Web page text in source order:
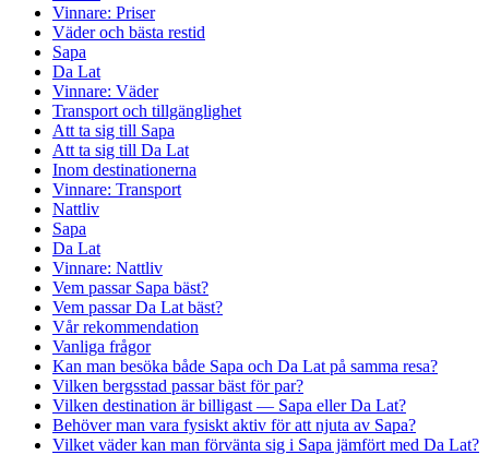
Vinnare: Priser
Väder och bästa restid
Sapa
Da Lat
Vinnare: Väder
Transport och tillgänglighet
Att ta sig till Sapa
Att ta sig till Da Lat
Inom destinationerna
Vinnare: Transport
Nattliv
Sapa
Da Lat
Vinnare: Nattliv
Vem passar Sapa bäst?
Vem passar Da Lat bäst?
Vår rekommendation
Vanliga frågor
Kan man besöka både Sapa och Da Lat på samma resa?
Vilken bergsstad passar bäst för par?
Vilken destination är billigast — Sapa eller Da Lat?
Behöver man vara fysiskt aktiv för att njuta av Sapa?
Vilket väder kan man förvänta sig i Sapa jämfört med Da Lat?